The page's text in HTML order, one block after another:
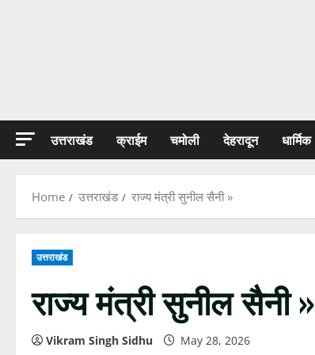
उत्तराखंड क्राईम चमोली देहरादून धार्मिक
Home उत्तराखंड राज्य मंत्री सुनील सैनी »
उत्तराखंड
राज्य मंत्री सुनील सैनी »
Vikram Singh Sidhu May 28, 2026